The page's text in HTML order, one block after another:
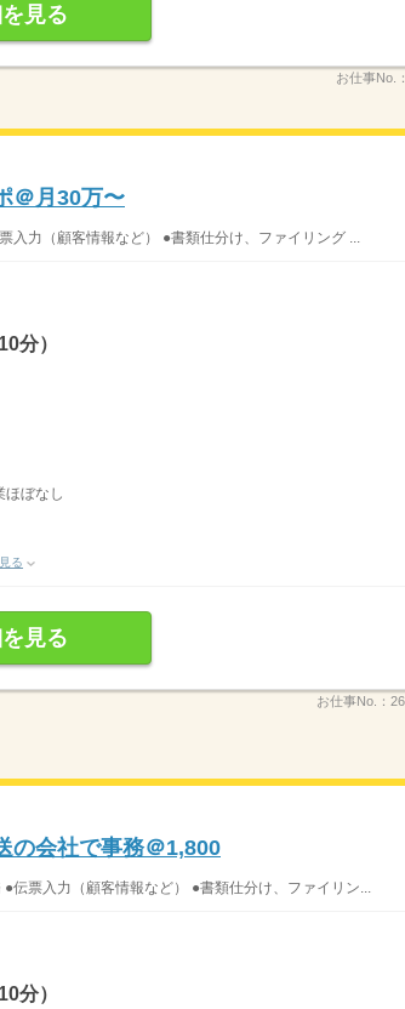
見る
お仕事No.：
＠月30万〜
力（顧客情報など） ●書類仕分け、ファイリング ...
分）
ぼなし
る
見る
お仕事No.：
の会社で事務＠1,800
票入力（顧客情報など） ●書類仕分け、ファイリン...
分）